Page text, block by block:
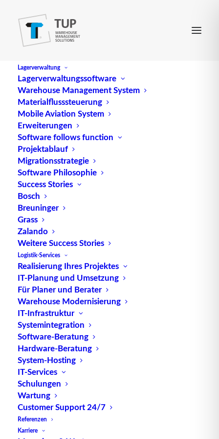
Lagerverwaltung
Lagerverwaltungssoftware
Warehouse Management System
Materialflusssteuerung
Mobile Aviation System
Erweiterungen
Software follows function
Projektablauf
Migrationsstrategie
Software Philosophie
Success Stories
Bosch
Breuninger
Grass
Zalando
Weitere Success Stories
Logistik-Services
Realisierung Ihres Projektes
IT-Planung und Umsetzung
Für Planer und Berater
Warehouse Modernisierung
IT-Infrastruktur
Systemintegration
Software-Beratung
Hardware-Beratung
System-Hosting
IT-Services
Schulungen
Wartung
Customer Support 24/7
Referenzen
Karriere
Consumer to Consumer
(abgek. C2C) bezeichnet die elektronische
Geschäftsabwicklung zwischen Endkunden
(Haushalten, Privatpersonen).
Quelle: logipedia / Fraunhofer IML
TUP GmbH & Co. KG
Die kombinierbare Lagerverwaltungs-Software von
TUP, liefert dank ihrer Flexibilität immer die
effektivste Lösung und ist zudem in hohem Maße
wiederverwendbar.
Kontakt
TUP GmbH & Co. KG
Fraunhoferstraße 1